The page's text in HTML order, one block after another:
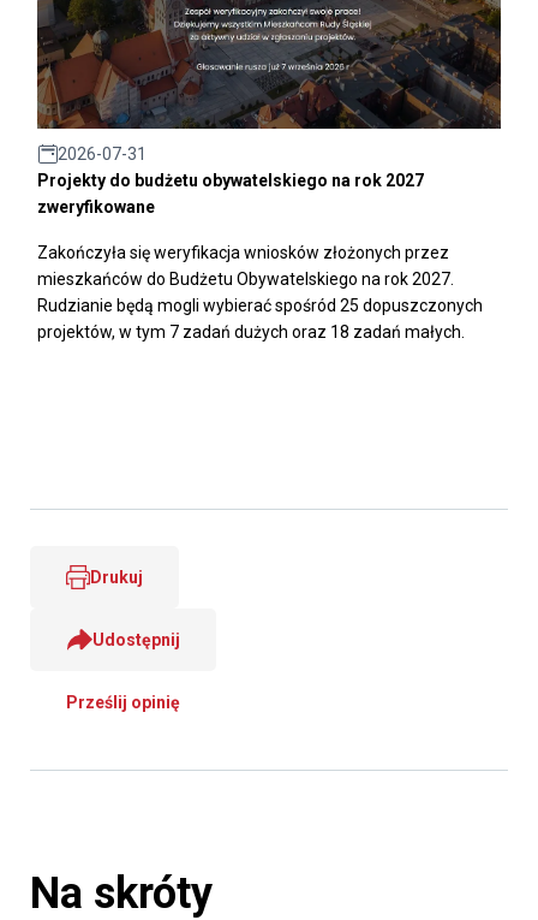
2026-07-31
Projekty do budżetu obywatelskiego na rok 2027
zweryfikowane
Zakończyła się weryfikacja wniosków złożonych przez
mieszkańców do Budżetu Obywatelskiego na rok 2027.
Rudzianie będą mogli wybierać spośród 25 dopuszczonych
projektów, w tym 7 zadań dużych oraz 18 zadań małych.
Drukuj
Udostępnij
Prześlij opinię
Na skróty